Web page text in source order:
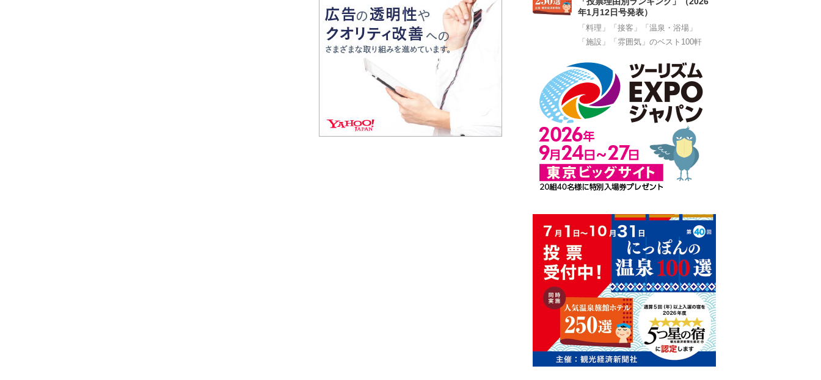
年1月12日号発表）
「料理」「接客」「温泉・浴場」
「施設」「雰囲気」のベスト100軒